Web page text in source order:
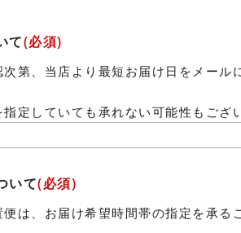
て(必須)
第、当店より最短お届け日をメール
定していても承れない可能性もござ
いて(必須)
は、お届け希望時間帯の指定を承る